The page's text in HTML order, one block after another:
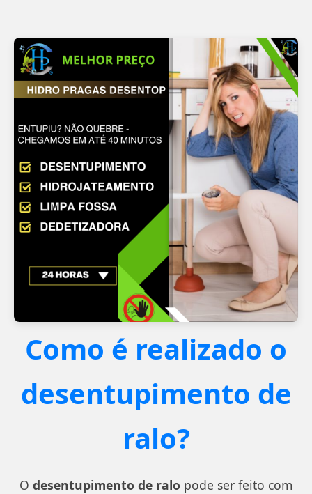
Como é realizado o
desentupimento de
ralo?
O desentupimento de ralo pode ser feito com